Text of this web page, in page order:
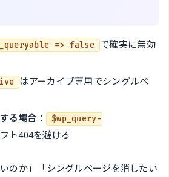
=> false
で確実に無効
はアーカイブ専用でシングルペ
る場合：
$wp_query-
ト404を避ける
のか」「シングルページを消したい